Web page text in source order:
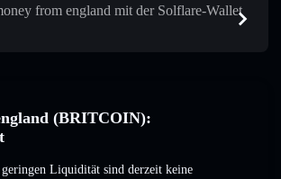
from england mit der Solflare-Wallet
(BRITCOIN):
Liquidität sind derzeit keine